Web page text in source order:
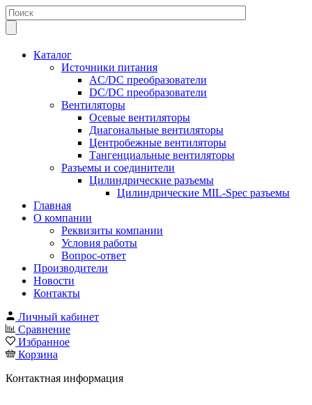
Каталог
Источники питания
AC/DC преобразователи
DC/DC преобразователи
Вентиляторы
Осевые вентиляторы
Диагональные вентиляторы
Центробежные вентиляторы
Тангенциальные вентиляторы
Разъемы и соединители
Цилиндрические разъемы
Цилиндрические MIL-Spec разъемы
Главная
О компании
Реквизиты компании
Условия работы
Вопрос-ответ
Производители
Новости
Контакты
Личный кабинет
Сравнение
Избранное
Корзина
Контактная информация